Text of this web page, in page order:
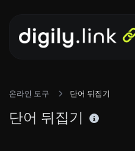
온라인 도구 단어 뒤집기
단어 뒤집기